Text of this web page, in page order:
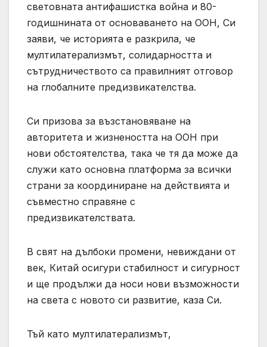
световната антифашистка война и 80-
годишнината от основаването на ООН, Си
заяви, че историята е разкрила, че
мултилатерализмът, солидарността и
сътрудничеството са правилният отговор
на глобалните предизвикателства.
Си призова за възстановяване на
авторитета и жизнеността на ООН при
нови обстоятелства, така че тя да може да
служи като основна платформа за всички
страни за координиране на действията и
съвместно справяне с
предизвикателствата.
В свят на дълбоки промени, невиждани от
век, Китай осигури стабилност и сигурност
и ще продължи да носи нови възможности
на света с новото си развитие, каза Си.
Тъй като мултилатерализмът,